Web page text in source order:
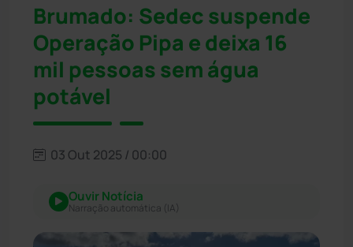
Brumado: Sedec suspende
Operação Pipa e deixa 16
mil pessoas sem água
potável
03 Out 2025 / 00:00
Ouvir Notícia
Narração automática (IA)